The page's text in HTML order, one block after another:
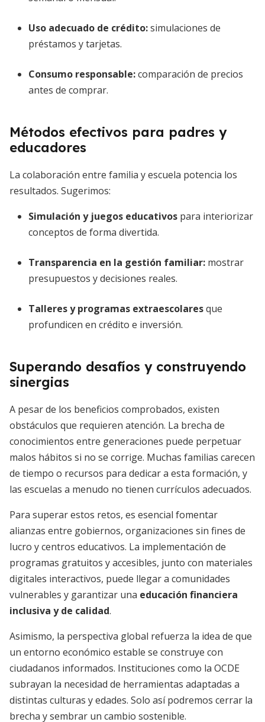
Uso adecuado de crédito:simulaciones de
préstamos y tarjetas.
Consumo responsable:comparación de precios
antes de comprar.
Métodos efectivos para padres y
educadores
La colaboración entre familia y escuela potencia los
resultados. Sugerimos:
Simulación y juegos educativos para interiorizar
conceptos de forma divertida.
Transparencia en la gestión familiar: mostrar
presupuestos y decisiones reales.
Talleres y programas extraescolaresque
profundicen en crédito e inversión.
Superando desafíos y construyendo
sinergias
A pesar de los beneficios comprobados, existen
obstáculos que requieren atención. La brecha de
conocimientos entre generaciones puede perpetuar
malos hábitos si no se corrige. Muchas familias carecen
de tiempo o recursos para dedicar a esta formación, y
las escuelas a menudo no tienen currículos adecuados.
Para superar estos retos, es esencial fomentar
alianzas entre gobiernos, organizaciones sin fines de
lucro y centros educativos. La implementación de
programas gratuitos y accesibles, junto con materiales
digitales interactivos, puede llegar a comunidades
vulnerables y garantizar una educación financiera
inclusiva y de calidad.
Asimismo, la perspectiva global refuerza la idea de que
un entorno económico estable se construye con
ciudadanos informados. Instituciones como la OCDE
subrayan la necesidad de herramientas adaptadas a
distintas culturas y edades. Solo así podremos cerrar la
brecha y sembrar un cambio sostenible.